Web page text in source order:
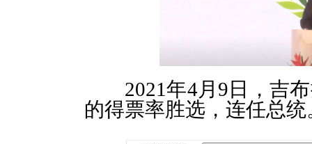
2021年4月9日，吉
的得票率胜选，连任总统